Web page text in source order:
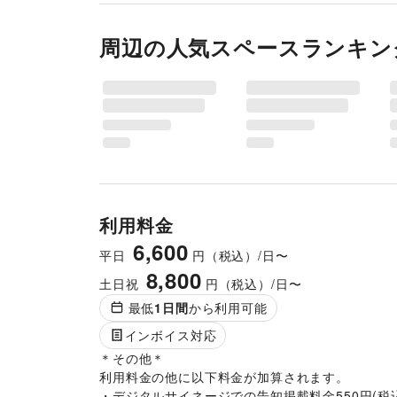
周辺の人気スペースランキ
利用料金
平日 6,600 円（税込）/日〜
土日祝 8,800 円（税込）/日〜
最低1 日間から利用可能
インボイス対応
＊その他＊
利用料金の他に以下料金が加算されます。